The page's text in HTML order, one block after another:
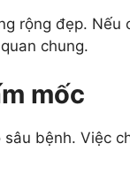
rộng đẹp. Nếu
chung.
mốc
bệnh. Việc